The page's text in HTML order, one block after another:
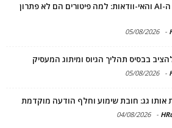
שימור עובדים בעידן ה-AI והאי-וודאות: למה פיטורים הם לא פתרון
-
05/08/2026
-
05/08/2026
אותו גג: חובת שימוע וחלף הודעה מוקדמת
-
04/08/2026